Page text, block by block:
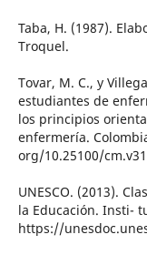
Taba, H. (1987).
Troquel.
Tovar, M. C., y
estudiantes de
los principios
enfermería.
org/10.25100/
UNESCO. (2013).
la Educación. Insti-
https://